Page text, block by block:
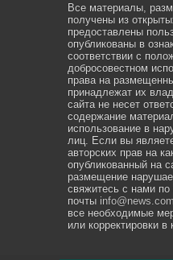
Все материалы,
получены из
предоставлены
опубликованы в
соответствии с
добросовестном
права на
принадлежат их
сайта не несет
содержание
использование в
лиц. Если вы
авторских прав на
опубликованный на
размещение
свяжитесь с нами по
почты
все необходимые
или корректировки в